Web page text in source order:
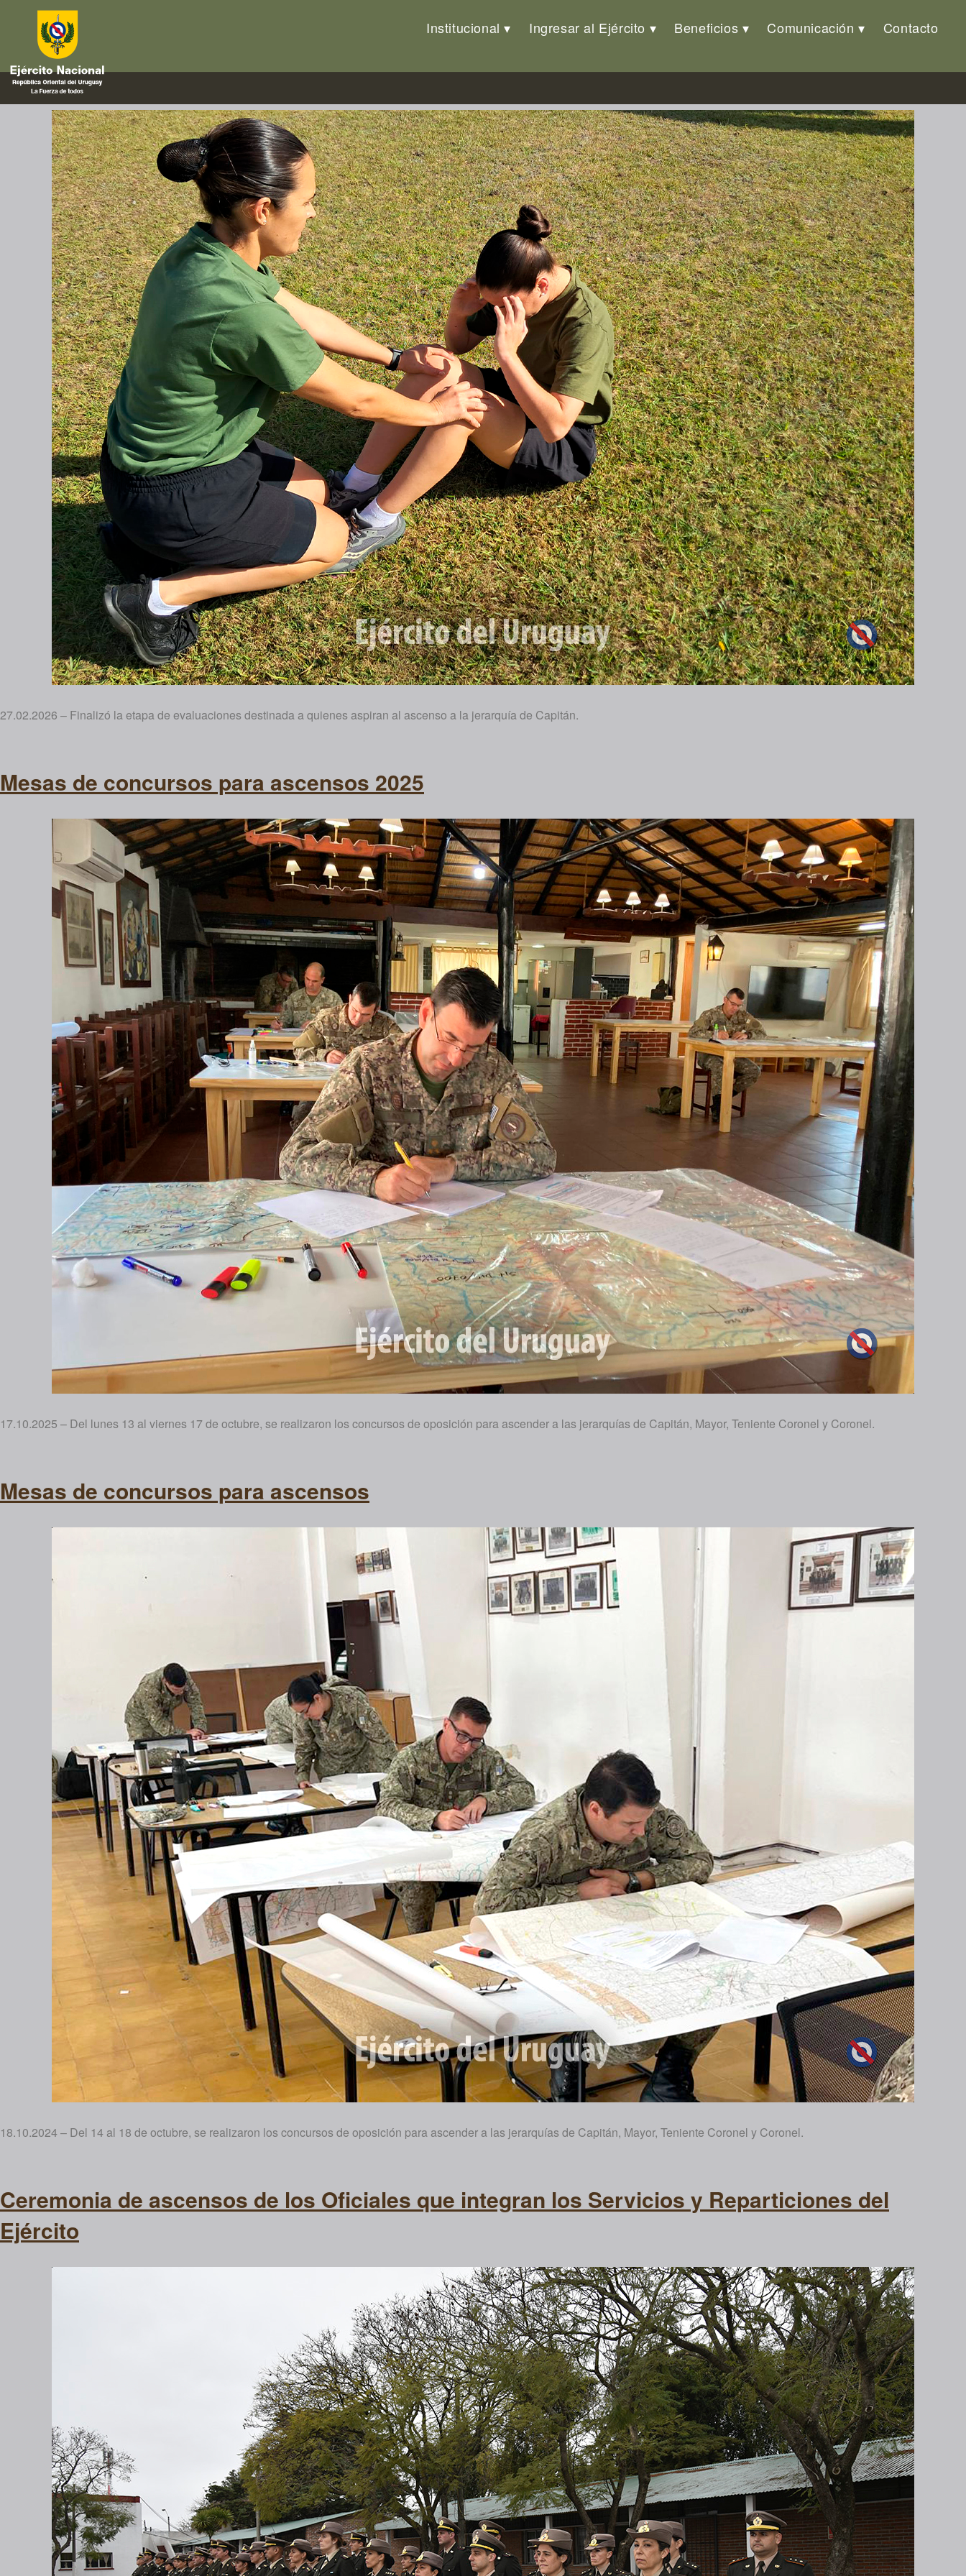
Institucional Ingresar al Ejército Beneficios Comunicación Contacto
Ascensos
Curso de Capacitación y Perfeccionamiento de Oficiales
27.02.2026 – Finalizó la etapa de evaluaciones destinada a quienes aspiran al ascenso a la jerarquía de Capitán.
Mesas de concursos para ascensos 2025
17.10.2025 – Del lunes 13 al viernes 17 de octubre, se realizaron los concursos de oposición para ascender a las jerarquías de Capitán, Mayor, Teniente Coronel y Coronel.
Mesas de concursos para ascensos
18.10.2024 – Del 14 al 18 de octubre, se realizaron los concursos de oposición para ascender a las jerarquías de Capitán, Mayor, Teniente Coronel y Coronel.
Ceremonia de ascensos de los Oficiales que integran los Servicios y Reparticiones del
Ejército